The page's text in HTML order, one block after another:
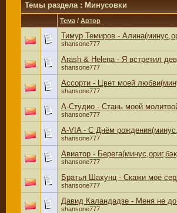
Темы раздела: Минусовки
Тема / Автор
Тимур Темиров -
shansone777
Arash & Helena - Я встретил
shansone777
Ассорти - Цвет моей
shansone777
А-Студио - Стань моей
shansone777
A-VIA - С Днём
shansone777
Авиатор -
shansone777
Братья Шахунц - Скажи моё
shansone777
Давид Каландадзе - Меня не
shansone777